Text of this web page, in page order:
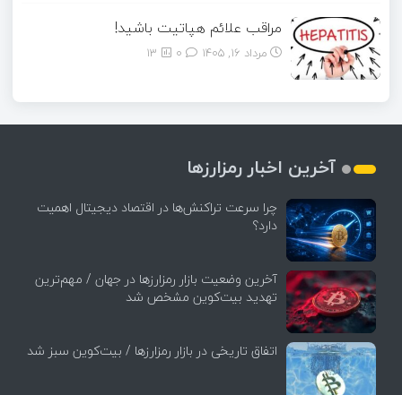
مراقب علائم هپاتیت باشید!
مرداد ۱۶, ۱۴۰۵ 13
آخرین اخبار رمزارزها
چرا سرعت تراکنش‌ها در اقتصاد دیجیتال اهمیت
دارد؟
آخرین وضعیت بازار رمزارزها در جهان / مهم‌ترین
تهدید بیت‌کوین مشخص شد
اتفاق تاریخی در بازار رمزارزها / بیت‌کوین سبز شد